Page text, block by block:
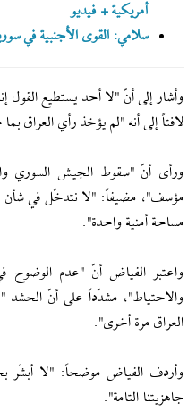
أمريكية + فيديو
سلامي: القوى الأجنبية في
وأشار إلى أنّ "لا أحد يستطيع
لافتاً إلى أنه "لم يؤخذ رأي العراق
ورأى أنّ "سقوط الجيش السوري
مؤسف"، مضيفاً: "لا نتدخّل في شأن
مساحة أمنية واحدة".
واعتبر الفياض أنّ "عدم الوضوح
والاحتياط"، مشدّداً على أنّ الحشد
العراق مرة أخرى".
وأردف الفياض موضحاً: "لا أبشّر
جاهزيتنا التامة".